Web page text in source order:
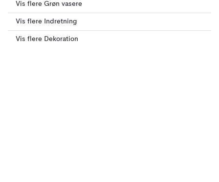
Vis flere Grøn vasere
Vis flere Indretning
Vis flere Dekoration